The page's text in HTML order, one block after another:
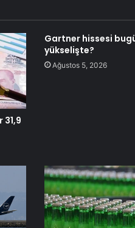
Gartner hissesi
yükselişte?
Ağustos 5, 2026